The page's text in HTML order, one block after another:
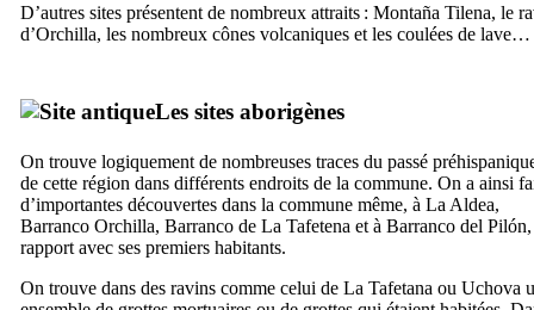
D’autres sites présentent de nombreux attraits : Montaña Tilena, le
d’Orchilla, les nombreux cônes volcaniques et les coulées de lave…
Les sites aborigènes
On trouve logiquement de nombreuses traces du passé
de cette région dans différents endroits de la commune. On a ainsi
d’importantes découvertes dans la commune même, à La Aldea,
Barranco Orchilla, Barranco de La Tafetena et à Barranco del Pilón
rapport avec ses premiers habitants.
On trouve dans des ravins comme celui de La Tafetana ou Uchova